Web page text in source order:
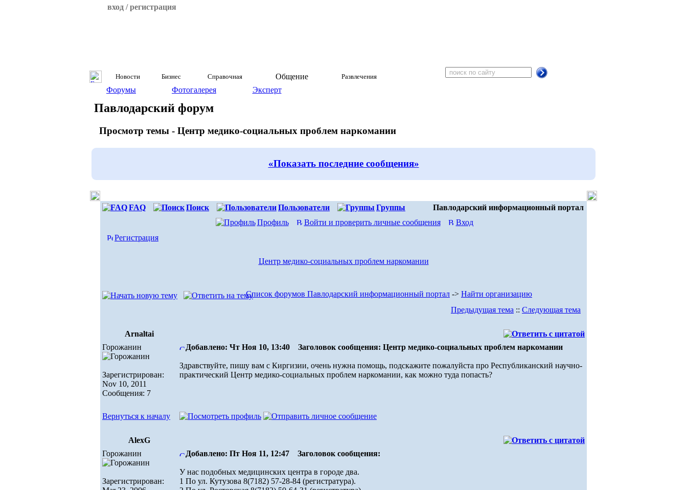
вход / регистрация
Новости Бизнес Справочная Общение Развлечения
Форумы Фотогалерея Эксперт
Павлодарский форум
Просмотр темы - Центр медико-социальных проблем наркомании
«Показать последние сообщения»
FAQ Поиск Пользователи Группы
Павлодарский информационный портал
Профиль
Войти и проверить личные сообщения
Вход
Регистрация
Центр медико-социальных проблем наркомании
Список форумов Павлодарский информационный портал -> Найти организацию
Предыдущая тема :: Следующая тема
Arnaltai
Горожанин
Зарегистрирован:
Nov 10, 2011
Сообщения: 7
Добавлено: Чт Ноя 10, 13:40 Заголовок сообщения: Центр медико-социальных проблем наркомании
Здравствуйте, пишу вам с Киргизии, очень нужна помощь, подскажите пожалуйста про Республиканский научно-
практический Центр медико-социальных проблем наркомании, как можно туда попасть?
Вернуться к началу
AlexG
Горожанин
Зарегистрирован:
Добавлено: Пт Ноя 11, 12:47 Заголовок сообщения:
У нас подобных медицинских центра в городе два.
1 По ул. Кутузова 8(7182) 57-28-84 (регистратура).